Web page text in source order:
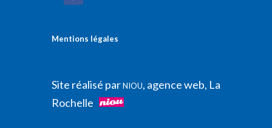
Mentions légales
Site réalisé parNIOU, agence web, La
Rochelle